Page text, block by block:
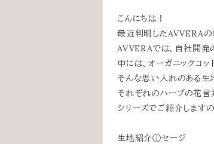
こんにちは！
最近判明したAVVERAの
AVVERAでは、自社開発
中には、オーガニックコ
そんな思い入れのある生
それぞれのハーブの花言
シリーズでご紹介します
生地紹介①セージ